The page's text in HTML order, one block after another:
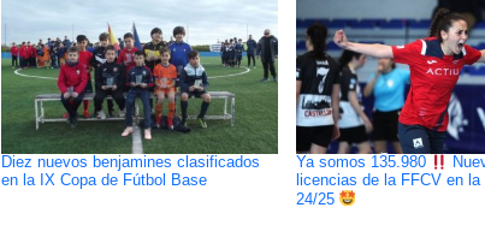
Diez nuevos benjamines clasificados
en la IX Copa de Fútbol Base
Ya somos 135.980
licencias de la FFCV en la
24/25